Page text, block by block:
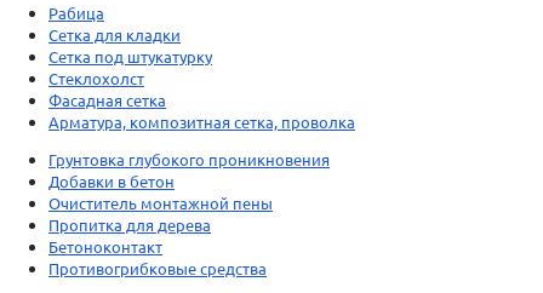
Рабица
Сетка для кладки
Сетка под штукатурку
Стеклохолст
Фасадная сетка
Арматура, композитная сетка, проволка
Грунтовка глубокого проникновения
Добавки в бетон
Очиститель монтажной пены
Пропитка для дерева
Бетоноконтакт
Противогрибковые средства